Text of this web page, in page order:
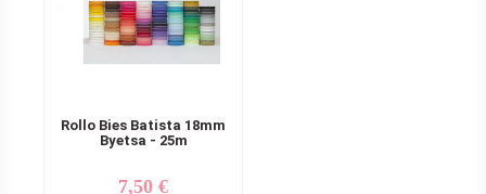
Rollo Bies Batista 18mm
Byetsa - 25m
Precio
7,50 €